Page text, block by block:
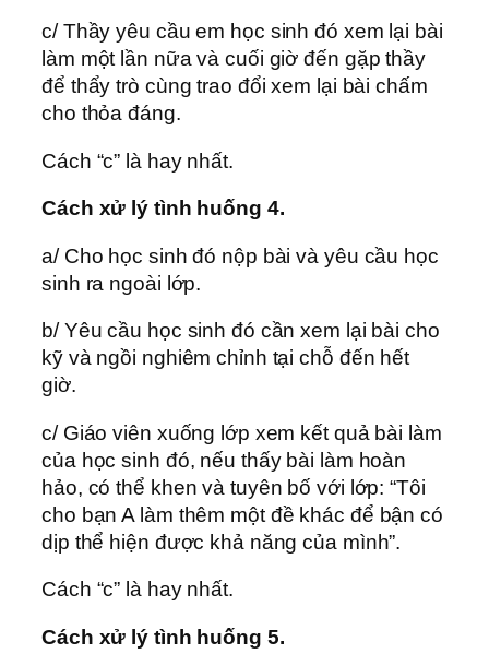
c/ Thầy yêu cầu em học sinh đó xem lại bài
làm một lần nữa và cuối giờ đến gặp thầy
để thẩy trò cùng trao đổi xem lại bài chấm
cho thỏa đáng.
Cách “c” là hay nhất.
Cách xử lý tình huống 4.
a/ Cho học sinh đó nộp bài và yêu cầu học
sinh ra ngoài lớp.
b/ Yêu cầu học sinh đó cần xem lại bài cho
kỹ và ngồi nghiêm chỉnh tại chỗ đến hết
giờ.
c/ Giáo viên xuống lớp xem kết quả bài làm
của học sinh đó, nếu thấy bài làm hoàn
hảo, có thể khen và tuyên bố với lớp: “Tôi
cho bạn A làm thêm một đề khác để bận có
dịp thể hiện được khả năng của mình”.
Cách “c” là hay nhất.
Cách xử lý tình huống 5.